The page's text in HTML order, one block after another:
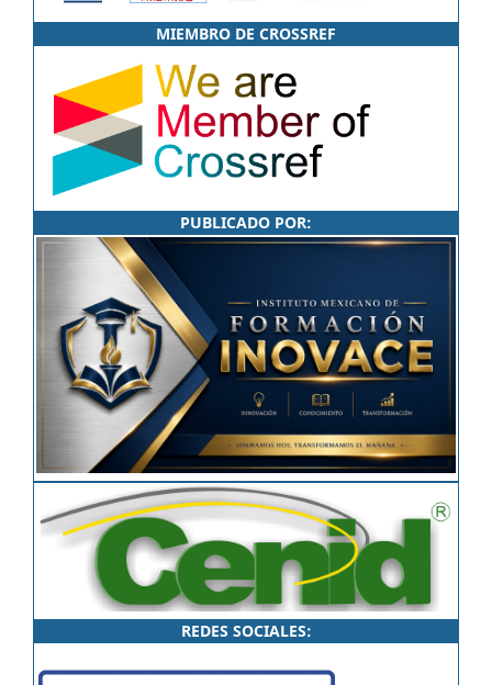
MIEMBRO DE CROSSREF
PUBLICADO POR:
REDES SOCIALES: